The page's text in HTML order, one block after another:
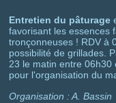
Entretien du pâturage
favorisant les essences
tronçonneuses ! RDV à
possibilité de grillades.
23 le matin entre
pour l'organisation du
Organisation : A. Bassin